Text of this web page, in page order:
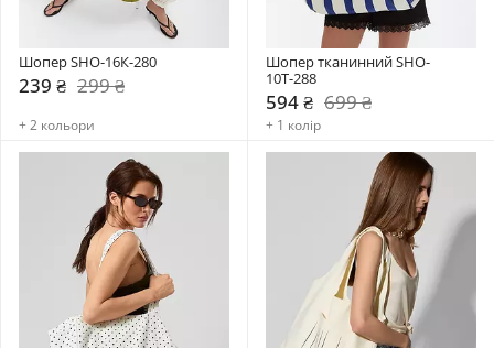
Шопер SHO-16К-280
239 ₴ 299 ₴
+ 2 кольори
Шопер тканинний SHO-
10Т-288
594 ₴ 699 ₴
+ 1 колір